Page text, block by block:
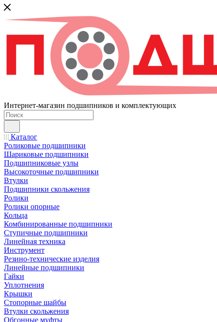
Интернет-магазин подшипников и комплектующих
Каталог
Роликовые подшипники
Шариковые подшипники
Подшипниковые узлы
Высокоточные подшипники
Втулки
Подшипники скольжения
Ролики
Ролики опорные
Кольца
Комбинированные подшипники
Ступичные подшипники
Линейная техника
Инструмент
Резино-технические изделия
Линейные подшипники
Гайки
Уплотнения
Крышки
Стопорные шайбы
Втулки скольжения
Обгонные муфты